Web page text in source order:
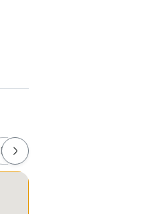
Makanan & Minuman